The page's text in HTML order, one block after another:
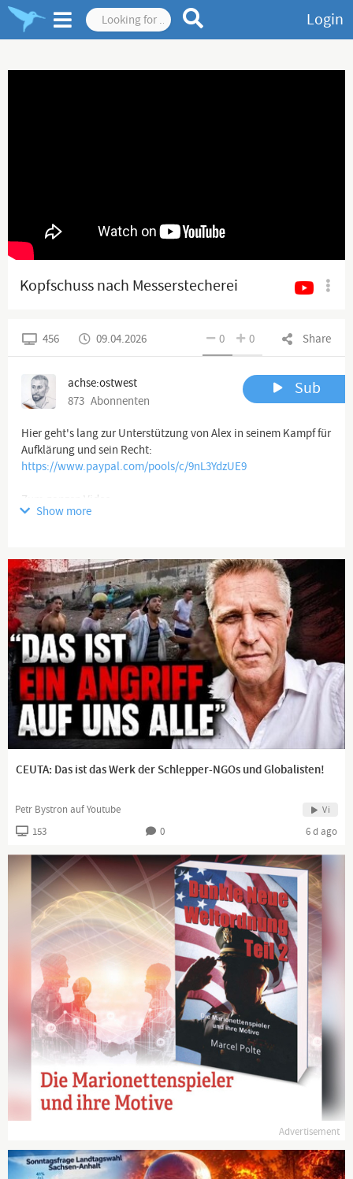
Login
Kopfschuss nach Messerstecherei
Share
0 0
456 09.04.2026
achse:ostwest
873 Abonnenten
Sub
Hier geht's lang zur Unterstützung von Alex in seinem Kampf für
https://www.paypal.com/pools/c/9nL3YdzUE9
https://youtu.be/a5Pm_-Dbcag
philosophisch, patriotisch, Kommentare
Show more
CEUTA: Das ist das Werk der Schlepper-NGOs und Globalisten!
Petr Bystron auf Youtube Vi
153 0 6 d ago
Advertisement